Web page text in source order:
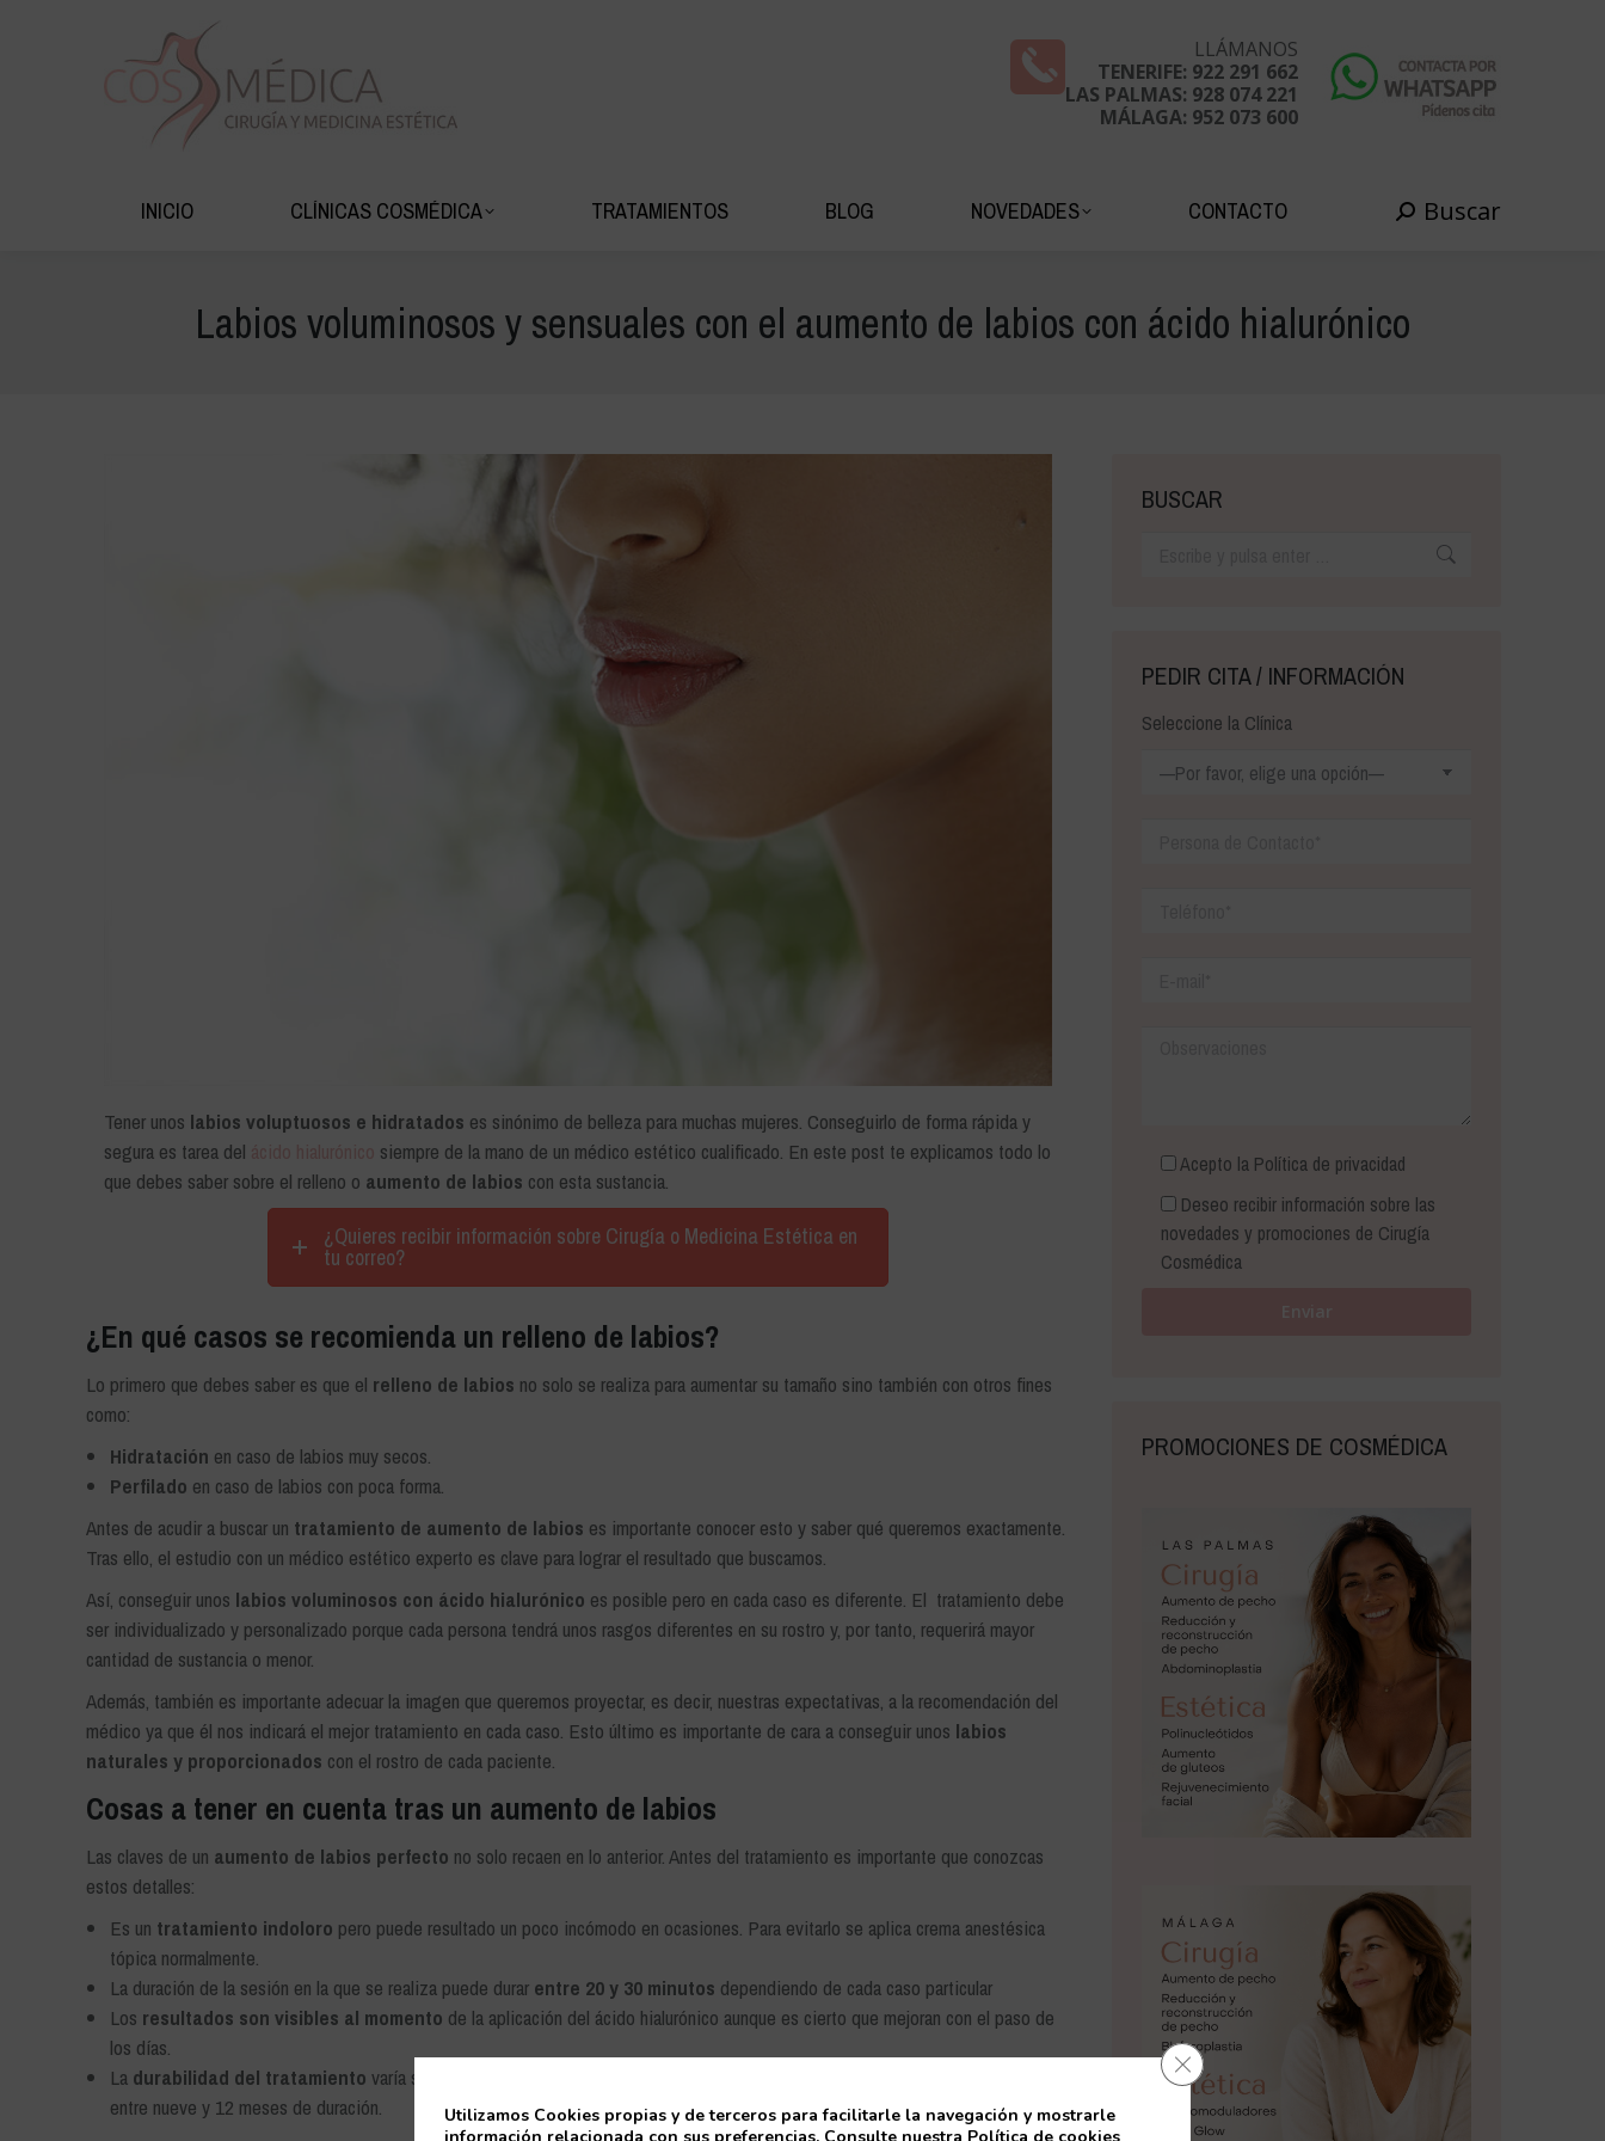
LLÁMANOS
TENERIFE: 922 291 662
LAS PALMAS: 928 074 221
MÁLAGA: 952 073 600
INICIO CLÍNICAS COSMÉDICA TRATAMIENTOS BLOG NOVEDADES CONTACTO Buscar:Buscar
Labios voluminosos y sensuales con el aumento de labios con ácido hialurónico
Tener unos labios voluptuosos e hidratados es sinónimo de belleza para muchas mujeres. Conseguirlo de forma rápida y
segura es tarea del
siempre de la mano de un médico estético cualificado. En este post te explicamos todo lo
que debes saber sobre el relleno o aumento de labios con esta sustancia.
¿Quieres recibir información sobre Cirugía o Medicina Estética en
tu correo?
¿En qué casos se recomienda un relleno de labios?
Lo primero que debes saber es que el relleno de labios no solo se realiza para aumentar su tamaño sino también con otros fines
como:
Hidratación en caso de labios muy secos.
Perfilado en caso de labios con poca forma.
Antes de acudir a buscar un tratamiento de aumento de labios es importante conocer esto y saber qué queremos exactamente.
Tras ello, el estudio con un médico estético experto es clave para lograr el resultado que buscamos.
Así, conseguir unos labios voluminosos con ácido hialurónico es posible pero en cada caso es diferente. El tratamiento debe
ser individualizado y personalizado porque cada persona tendrá unos rasgos diferentes en su rostro y, por tanto, requerirá mayor
cantidad de sustancia o menor.
Además, también es importante adecuar la imagen que queremos proyectar, es decir, nuestras expectativas, a la recomendación del
médico ya que él nos indicará el mejor tratamiento en cada caso. Esto último es importante de cara a conseguir unos labios
naturales y proporcionados con el rostro de cada paciente.
Cosas a tener en cuenta tras un aumento de labios
Las claves de un aumento de labios perfecto no solo recaen en lo anterior. Antes del tratamiento es importante que conozcas
estos detalles:
Es un tratamiento indoloro pero puede resultado un poco incómodo en ocasiones. Para evitarlo se aplica crema anestésica
tópica normalmente.
La duración de la sesión en la que se realiza puede durar entre 20 y 30 minutos dependiendo de cada caso particular
Los resultados son visibles al momento de la aplicación del ácido hialurónico aunque es cierto que mejoran con el paso de
los días.
La durabilidad del tratamiento varía según la calidad de la piel de la paciente y sus hábitos de vida. Normalmente se trata de
entre nueve y 12 meses de duración.
BUSCAR
PEDIR CITA / INFORMACIÓN
Seleccione la Clínica
Acepto la Política de privacidad
Deseo recibir información sobre las
novedades y promociones de Cirugía
Cosmédica
PROMOCIONES DE COSMÉDICA
Utilizamos Cookies propias y de terceros para facilitarle la navegación y mostrarle
información relacionada con sus preferencias. Consulte nuestra Política de cookies
Cerrar el banner de cookies RGPD
NOVEDADES CONTACTO